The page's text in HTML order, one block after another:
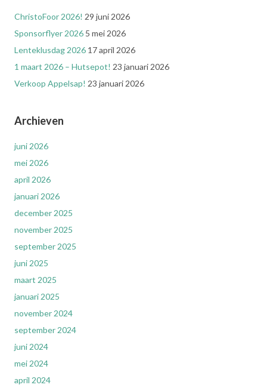
ChristoFoor 2026! 29 juni 2026
Sponsorflyer 2026 5 mei 2026
Lenteklusdag 2026 17 april 2026
1 maart 2026 – Hutsepot! 23 januari 2026
Verkoop Appelsap! 23 januari 2026
Archieven
juni 2026
mei 2026
april 2026
januari 2026
december 2025
november 2025
september 2025
juni 2025
maart 2025
januari 2025
november 2024
september 2024
juni 2024
mei 2024
april 2024